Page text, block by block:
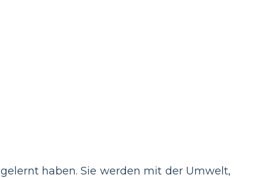
haben. Sie werden mit der Umwelt,